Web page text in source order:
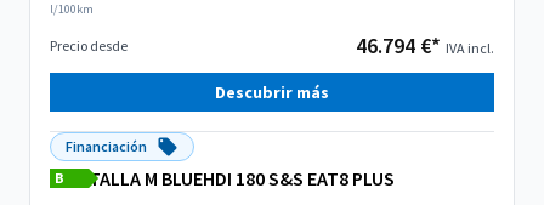
l/100km
Precio desde 46.794 €* IVA incl.
Descubrir más
Financiación
B
TALLA M BLUEHDI 180 S&S EAT8 PLUS